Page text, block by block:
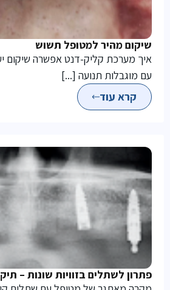
שיקום מהיר למטופל תשוש
איך מערכת קליק-דנט אפשרה שיקום
עם מוגבלות תנועה [...]
קרא עוד
פתרון לשתלים בזוויות שונות –